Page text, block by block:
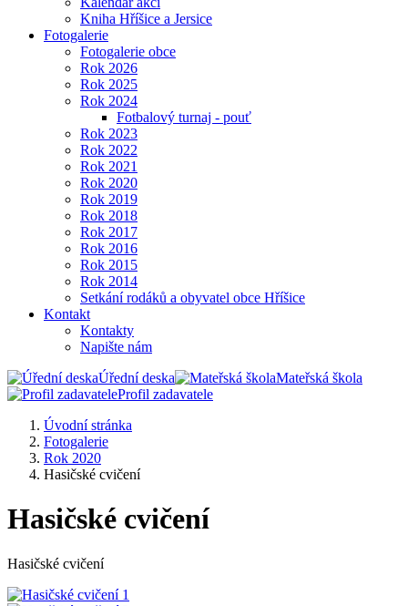
Kniha Hříšice a Jersice
Fotogalerie
Fotogalerie obce
Rok 2026
Rok 2025
Rok 2024
Fotbalový turnaj - pouť
Rok 2023
Rok 2022
Rok 2021
Rok 2020
Rok 2019
Rok 2018
Rok 2017
Rok 2016
Rok 2015
Rok 2014
Setkání rodáků a obyvatel obce Hříšice
Kontakt
Kontakty
Napište nám
Úřední deska
Mateřská škola
Profil zadavatele
Úvodní stránka
Fotogalerie
Rok 2020
Hasičské cvičení
Hasičské cvičení
Hasičské cvičení